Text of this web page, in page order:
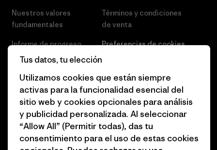
Nuestros valores
fundamentales
Informe de progreso
Business Unusual
Objetivos climáticos
1% for the Planet
Cómo financiamos
Tarjetas regalo
Términos y condiciones
de venta
Preferencias de cookies
Empleo
Prensa
Programa para profesionales
del sector
Programa de afiliados
Tus datos, tu elección
Utilizamos cookies que están siempre
activas para la funcionalidad esencial del
sitio web y cookies opcionales para análisis
y publicidad personalizada. Al seleccionar
“Allow All” (Permitir todas), das tu
consentimiento para el uso de estas cookies